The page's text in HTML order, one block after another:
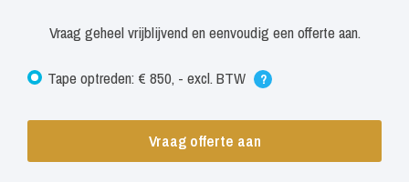
Vraag geheel vrijblijvend en eenvoudig een offerte aan.
Tape optreden: € 850, - excl. BTW ?
Vraag offerte aan